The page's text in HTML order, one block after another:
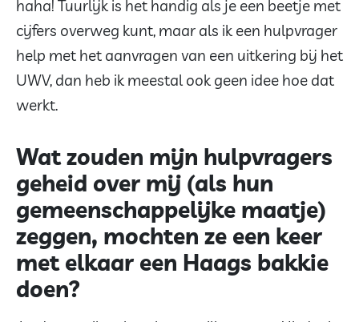
haha! Tuurlijk is het handig als je een beetje met
cijfers overweg kunt, maar als ik een hulpvrager
help met het aanvragen van een uitkering bij het
UWV, dan heb ik meestal ook geen idee hoe dat
werkt.
Wat zouden mijn hulpvragers
geheid over mij (als hun
gemeenschappelijke maatje)
zeggen, mochten ze een keer
met elkaar een Haags bakkie
doen?